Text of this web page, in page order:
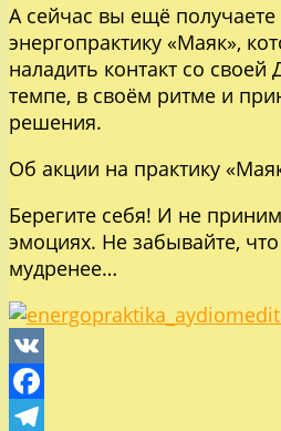
А сейчас вы ещё
энергопрактику «Маяк»,
наладить контакт со
темпе, в своём ритме и
решения.
Об акции на практику
Берегите себя! И не
эмоциях. Не забывайте,
мудренее…
VK
Facebook